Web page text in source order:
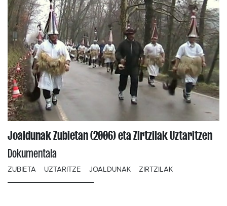
Joaldunak Zubietan (2006) eta Zirtzilak Uztaritzen
Dokumentala
ZUBIETA UZTARITZE JOALDUNAK ZIRTZILAK